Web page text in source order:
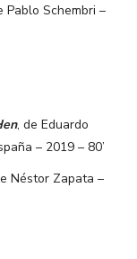
Pablo Schembri –
, de Eduardo
– 2019 – 80’
Néstor Zapata –